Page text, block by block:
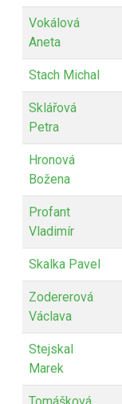
Vokálová
Aneta
Stach Michal
Sklářová
Petra
Hronová
Božena
Profant
Vladimír
Skalka Pavel
Zodererová
Václava
Stejskal
Marek